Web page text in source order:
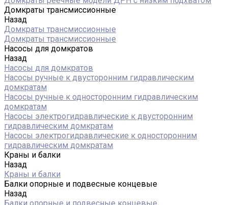
Домкраты трансмиссионные
Назад
Домкраты трансмиссионные
Домкраты трансмиссионные
Насосы для домкратов
Назад
Насосы для домкратов
Насосы ручные к двусторонним гидравлическим
домкратам
Насосы ручные к односторонним гидравлическим
домкратам
Насосы электрогидравлические к двусторонним
гидравлическим домкратам
Насосы электрогидравлические к односторонним
гидравлическим домкратам
Краны и балки
Назад
Краны и балки
Балки опорные и подвесные концевые
Назад